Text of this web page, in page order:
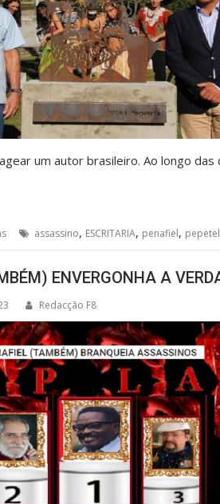
um autor brasileiro. Ao longo
assassino, ESCRITARIA, penafiel,
ENVERGONHA A
Redacção F8